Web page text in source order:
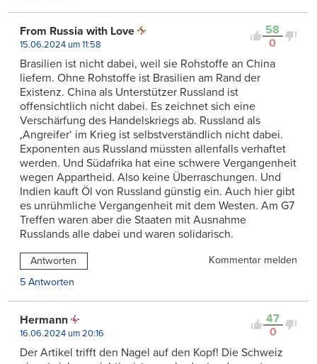
58
0
From Russia with Love
15.06.2024 um 11:58
Brasilien ist nicht dabei, weil sie Rohstoffe an China
liefern. Ohne Rohstoffe ist Brasilien am Rand der
Existenz. China als Unterstützer Russland ist
offensichtlich nicht dabei. Es zeichnet sich eine
Verschärfung des Handelskriegs ab. Russland als
‚Angreifer‘ im Krieg ist selbstverständlich nicht dabei.
Exponenten aus Russland müssten allenfalls verhaftet
werden. Und Südafrika hat eine schwere Vergangenheit
wegen Appartheid. Also keine Überraschungen. Und
Indien kauft Öl von Russland günstig ein. Auch hier gibt
es unrühmliche Vergangenheit mit dem Westen. Am G7
Treffen waren aber die Staaten mit Ausnahme
Russlands alle dabei und waren solidarisch.
Antworten
Kommentar melden
5 Antworten
47
0
Hermann
16.06.2024 um 20:16
Der Artikel trifft den Nagel auf den Kopf! Die Schweiz